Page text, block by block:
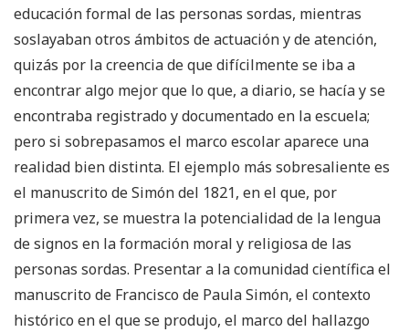
educación formal de las personas sordas, mientras
soslayaban otros ámbitos de actuación y de atención,
quizás por la creencia de que difícilmente se iba a
encontrar algo mejor que lo que, a diario, se hacía y se
encontraba registrado y documentado en la escuela;
pero si sobrepasamos el marco escolar aparece una
realidad bien distinta. El ejemplo más sobresaliente es
el manuscrito de Simón del 1821, en el que, por
primera vez, se muestra la potencialidad de la lengua
de signos en la formación moral y religiosa de las
personas sordas. Presentar a la comunidad científica el
manuscrito de Francisco de Paula Simón, el contexto
histórico en el que se produjo, el marco del hallazgo